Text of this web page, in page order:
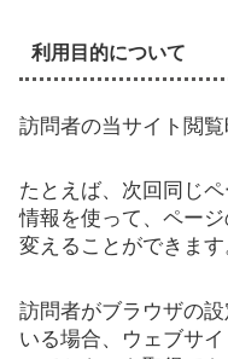
利用目的について
訪問者の当サイト閲覧
たとえば、次回同じ
情報を使って、ペー
変えることができます
訪問者がブラウザの
いる場合、ウェブサ